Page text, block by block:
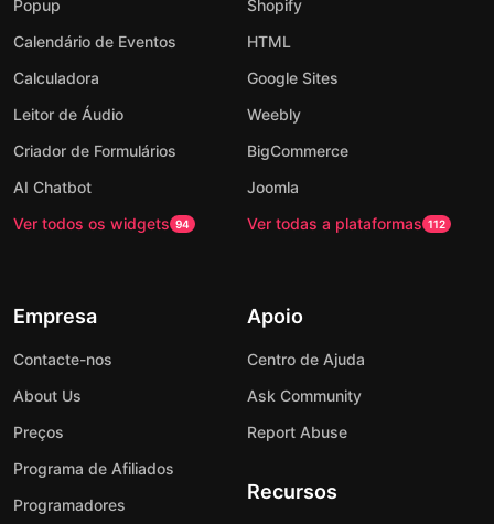
Popup
Calendário de Eventos
Calculadora
Leitor de Áudio
Criador de Formulários
AI Chatbot
Ver todos os widgets 94
Shopify
HTML
Google Sites
Weebly
BigCommerce
Joomla
Ver todas a plataformas 112
Empresa
Contacte-nos
About Us
Preços
Programa de Afiliados
Programadores
Apoio
Centro de Ajuda
Ask Community
Report Abuse
Recursos